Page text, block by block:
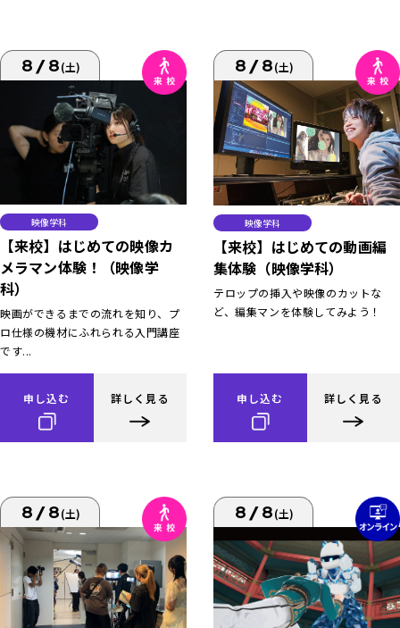
8/8(土)
映像学科
【来校】はじめての映像カ
メラマン体験！（映像学
科）
映画ができるまでの流れを知り、プ
ロ仕様の機材にふれられる入門講座
です...
申し込む 詳しく見る
8/8(土)
映像学科
【来校】はじめての動画編
集体験（映像学科）
テロップの挿入や映像のカットな
ど、編集マンを体験してみよう！
申し込む 詳しく見る
8/8(土) 8/8(土)